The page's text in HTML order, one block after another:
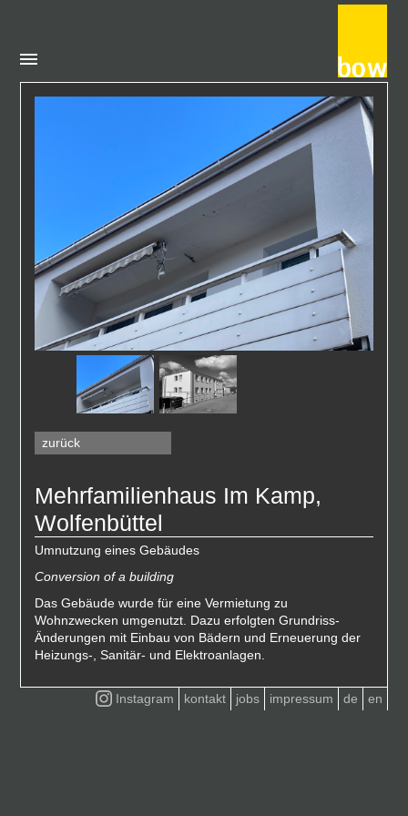
zurück
Mehrfamilienhaus Im Kamp,
Wolfenbüttel
Umnutzung eines Gebäudes
Conversion of a building
Das Gebäude wurde für eine Vermietung zu
Wohnzwecken umgenutzt. Dazu erfolgten Grundriss-
Änderungen mit Einbau von Bädern und Erneuerung der
Heizungs-, Sanitär- und Elektroanlagen.
kontakt jobs impressum de en
Instagram